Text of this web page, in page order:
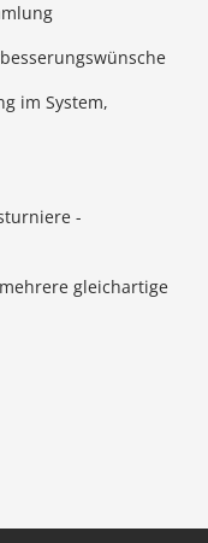
im System,
-
gleichartige